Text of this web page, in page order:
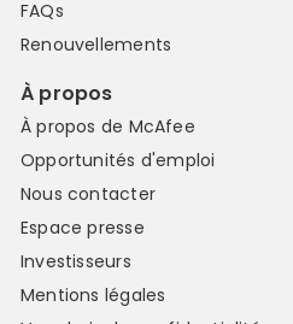
FAQs
Renouvellements
À propos
À propos de McAfee
Opportunités d'emploi
Nous contacter
Espace presse
Investisseurs
Mentions légales